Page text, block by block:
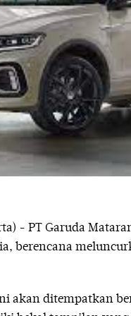
- PT Garuda
berencana
akan ditempatkan